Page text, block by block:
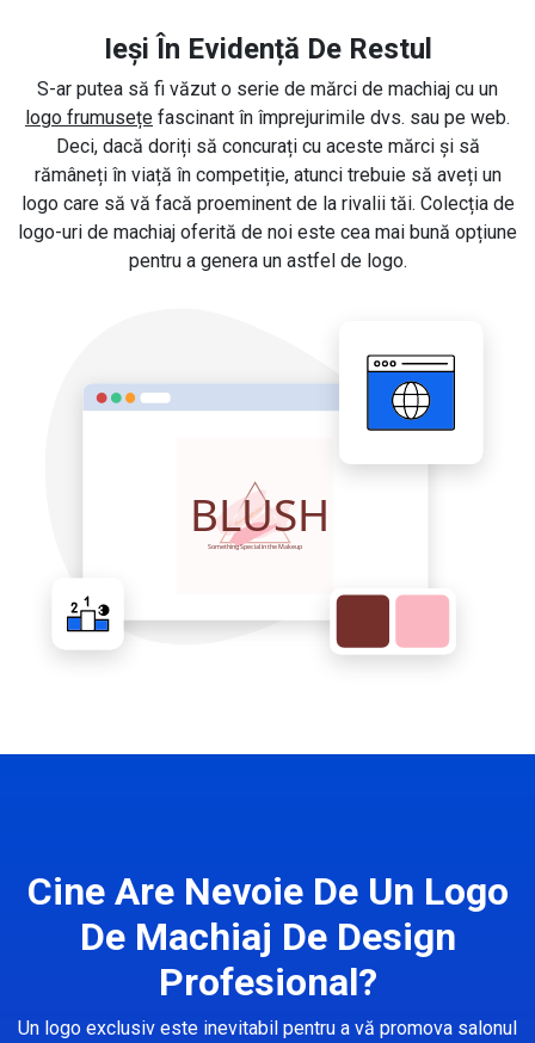
Ieși În Evidență De Restul
S-ar putea să fi văzut o serie de mărci de machiaj cu un
logo frumusețe fascinant în împrejurimile dvs. sau pe web.
Deci, dacă doriți să concurați cu aceste mărci și să
rămâneți în viață în competiție, atunci trebuie să aveți un
logo care să vă facă proeminent de la rivalii tăi. Colecția de
logo-uri de machiaj oferită de noi este cea mai bună opțiune
pentru a genera un astfel de logo.
Cine Are Nevoie De Un Logo
De Machiaj De Design
Profesional?
Un logo exclusiv este inevitabil pentru a vă promova salonul